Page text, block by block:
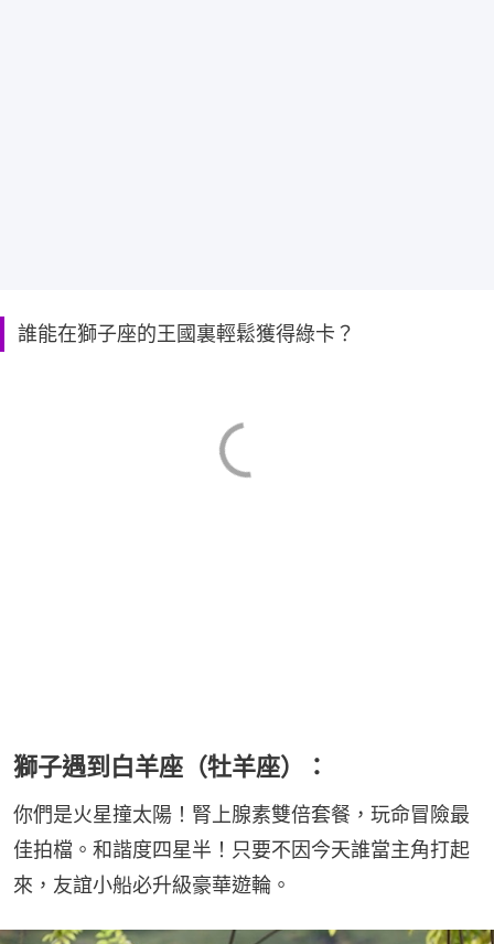
誰能在獅子座的王國裏輕鬆獲得綠卡？
獅子遇到白羊座（牡羊座）：
你們是火星撞太陽！腎上腺素雙倍套餐，玩命冒險最
佳拍檔。和諧度四星半！只要不因今天誰當主角打起
來，友誼小船必升級豪華遊輪。